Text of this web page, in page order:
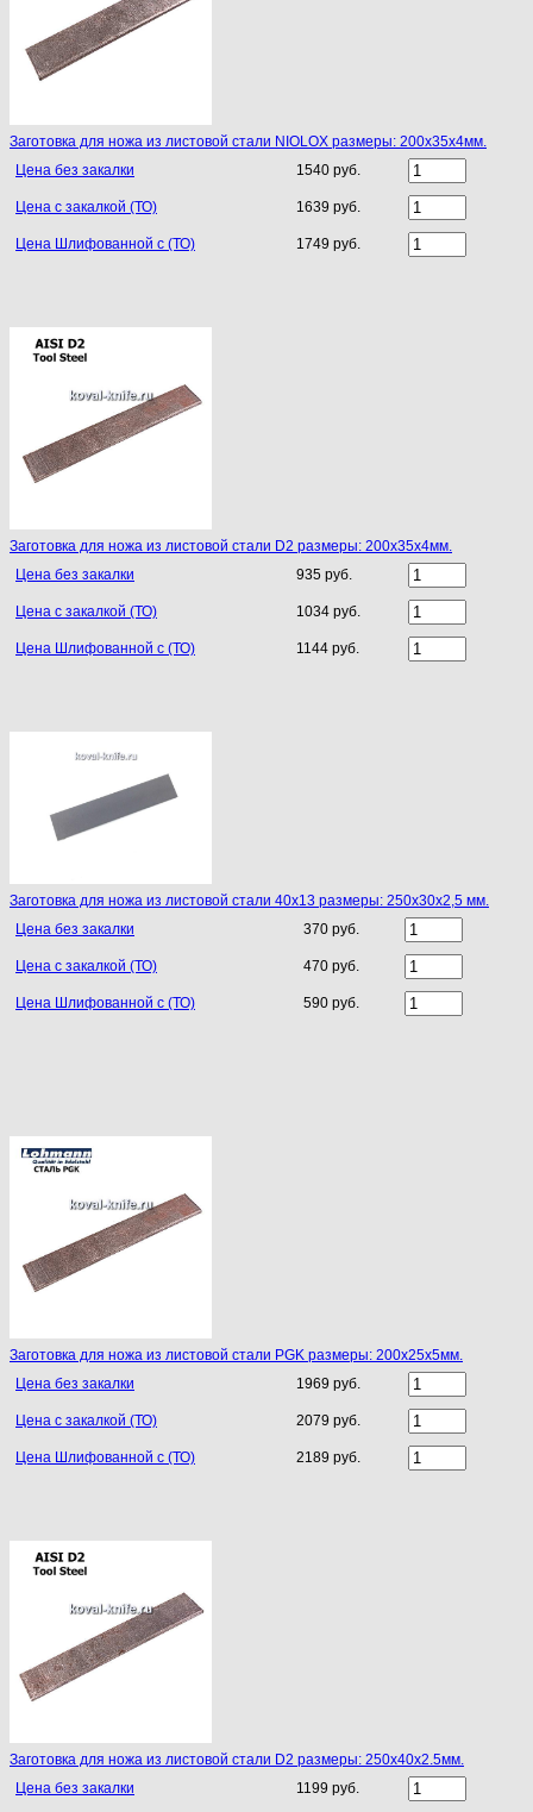
Заготовка для ножа из листовой стали NIOLOX размеры: 200х35х4мм.
Цена без закалки
1540 руб.
Цена с закалкой (ТО) 1639 руб.
Цена Шлифованной с (ТО) 1749 руб.
Заготовка для ножа из листовой стали D2 размеры: 200х35х4мм.
Цена без закалки
935 руб.
Цена с закалкой (ТО) 1034 руб.
Цена Шлифованной с (ТО) 1144 руб.
Заготовка для ножа из листовой стали 40х13 размеры: 250х30х2,5 мм.
Цена без закалки
370 руб.
Цена с закалкой (ТО) 470 руб.
Цена Шлифованной с (ТО) 590 руб.
Заготовка для ножа из листовой стали PGK размеры: 200х25х5мм.
Цена без закалки
1969 руб.
Цена с закалкой (ТО) 2079 руб.
Цена Шлифованной с (ТО) 2189 руб.
Заготовка для ножа из листовой стали D2 размеры: 250х40х2.5мм.
Цена без закалки
1199 руб.